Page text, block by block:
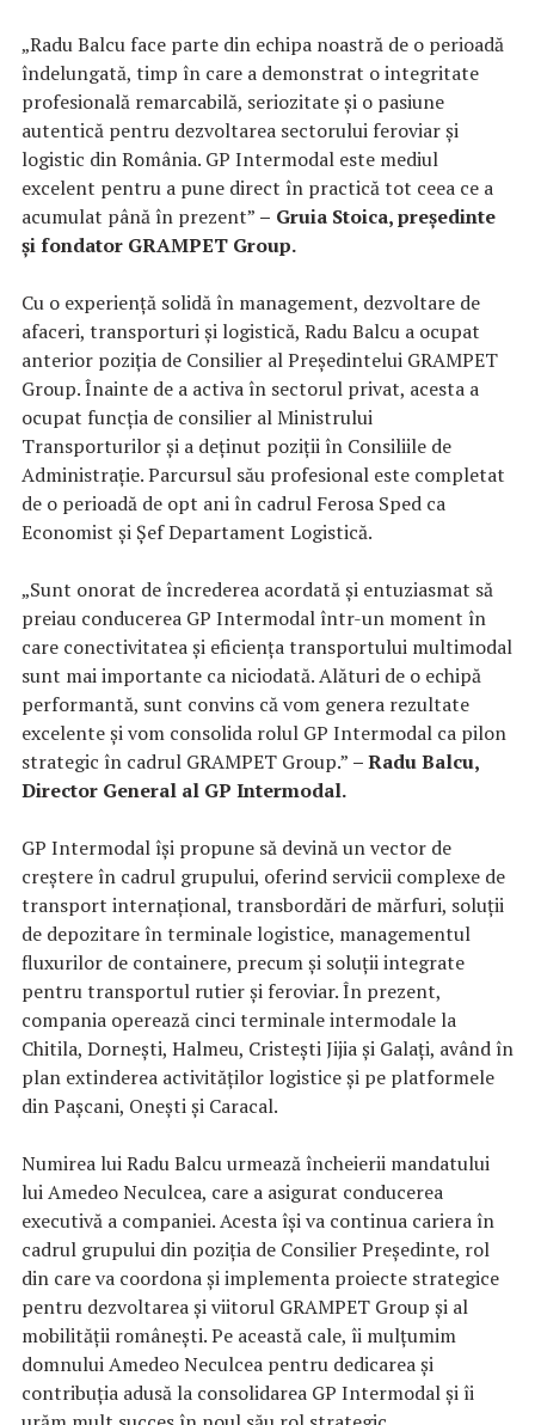
„Radu Balcu face parte din echipa noastră de o perioadă
îndelungată, timp în care a demonstrat o integritate
profesională remarcabilă, seriozitate și o pasiune
autentică pentru dezvoltarea sectorului feroviar și
logistic din România. GP Intermodal este mediul
excelent pentru a pune direct în practică tot ceea ce a
acumulat până în prezent” – Gruia Stoica, președinte
și fondator GRAMPET Group.
Cu o experiență solidă în management, dezvoltare de
afaceri, transporturi și logistică, Radu Balcu a ocupat
anterior poziția de Consilier al Președintelui GRAMPET
Group. Înainte de a activa în sectorul privat, acesta a
ocupat funcția de consilier al Ministrului
Transporturilor și a deținut poziții în Consiliile de
Administrație. Parcursul său profesional este completat
de o perioadă de opt ani în cadrul Ferosa Sped ca
Economist și Șef Departament Logistică.
„Sunt onorat de încrederea acordată și entuziasmat să
preiau conducerea GP Intermodal într-un moment în
care conectivitatea și eficiența transportului multimodal
sunt mai importante ca niciodată. Alături de o echipă
performantă, sunt convins că vom genera rezultate
excelente și vom consolida rolul GP Intermodal ca pilon
strategic în cadrul GRAMPET Group.” – Radu Balcu,
Director General al GP Intermodal.
GP Intermodal își propune să devină un vector de
creștere în cadrul grupului, oferind servicii complexe de
transport internațional, transbordări de mărfuri, soluții
de depozitare în terminale logistice, managementul
fluxurilor de containere, precum și soluții integrate
pentru transportul rutier și feroviar. În prezent,
compania operează cinci terminale intermodale la
Chitila, Dornești, Halmeu, Cristești Jijia și Galați, având în
plan extinderea activităților logistice și pe platformele
din Pașcani, Onești și Caracal.
Numirea lui Radu Balcu urmează încheierii mandatului
lui Amedeo Neculcea, care a asigurat conducerea
executivă a companiei. Acesta își va continua cariera în
cadrul grupului din poziția de Consilier Președinte, rol
din care va coordona și implementa proiecte strategice
pentru dezvoltarea și viitorul GRAMPET Group și al
mobilității românești. Pe această cale, îi mulțumim
domnului Amedeo Neculcea pentru dedicarea și
contribuția adusă la consolidarea GP Intermodal și îi